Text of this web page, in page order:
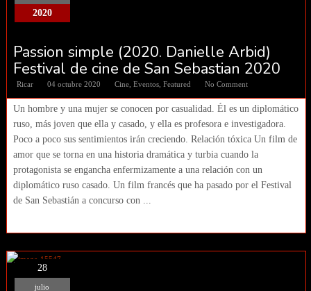
2020
Passion simple (2020. Danielle Arbid)
Festival de cine de San Sebastian 2020
Ricar 04 octubre 2020 Cine, Eventos, Featured No Comment
Un hombre y una mujer se conocen por casualidad. Él es un diplomático
ruso, más joven que ella y casado, y ella es profesora e investigadora.
Poco a poco sus sentimientos irán creciendo. Relación tóxica Un film de
amor que se torna en una historia dramática y turbia cuando la
protagonista se engancha enfermizamente a una relación con un
diplomático ruso casado. Un film francés que ha pasado por el Festival
de San Sebastián a concurso con ...
28
julio